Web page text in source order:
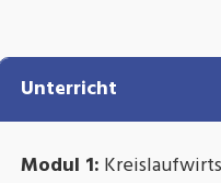
Unterricht
Modul 1: